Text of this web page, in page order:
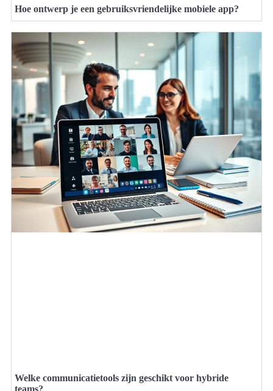
Hoe ontwerp je een gebruiksvriendelijke mobiele app?
Welke communicatietools zijn geschikt voor hybride
teams?